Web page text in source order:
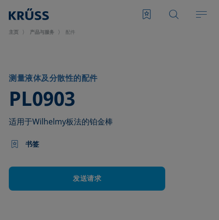
主页 产品与服务 配件
测量液体及分散性的配件
PL0903
–
适用于Wilhelmy板法的铂金棒
书签
发送请求